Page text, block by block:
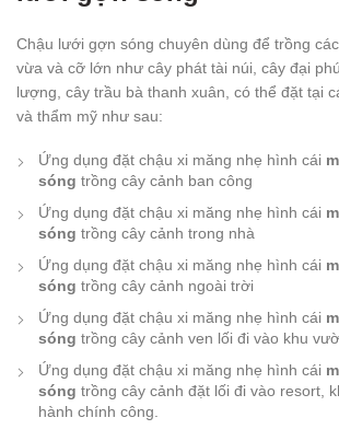
Chậu lưới gợn sóng chuyên dùng để trồng
vừa và cỡ lớn như cây phát tài núi, cây đại
lượng, cây trầu bà thanh xuân, có thể đặt tại
và thẩm mỹ như sau:
Ứng dụng đặt chậu xi măng nhẹ hình cái
sóng trồng cây cảnh ban công
Ứng dụng đặt chậu xi măng nhẹ hình cái
sóng trồng cây cảnh trong nhà
Ứng dụng đặt chậu xi măng nhẹ hình cái
sóng trồng cây cảnh ngoài trời
Ứng dụng đặt chậu xi măng nhẹ hình cái
sóng trồng cây cảnh ven lối đi vào khu
Ứng dụng đặt chậu xi măng nhẹ hình cái
sóng trồng cây cảnh đặt lối đi vào resort,
hành chính công.